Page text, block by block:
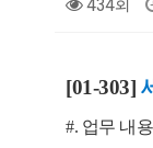
434회
[01-303]
#. 업무 내